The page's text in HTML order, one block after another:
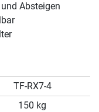
Absteigen
TF-RX7-4
150 kg